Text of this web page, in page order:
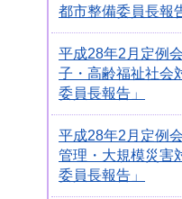
都市整備委員長報
平成28年2月定例
子・高齢福祉社会
委員長報告」
平成28年2月定例
管理・大規模災害
委員長報告」